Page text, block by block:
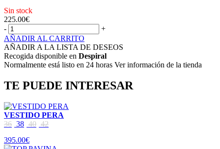
Sin stock
225.00€
-
+
AÑADIR AL CARRITO
AÑADIR A LA LISTA DE DESEOS
Recogida disponible en Despiral
Normalmente está listo en 24 horas Ver información de la tienda
TE PUEDE INTERESAR
VESTIDO PERA
36 38 40 42
395.00€